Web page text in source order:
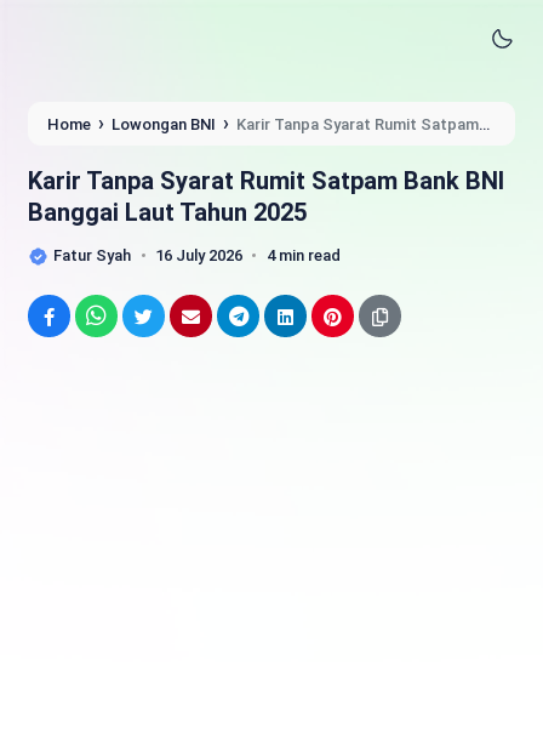
Home › Lowongan BNI › Karir Tanpa Syarat Rumit Satpam
Karir Tanpa Syarat Rumit Satpam Bank BNI
Banggai Laut Tahun 2025
Fatur Syah 16 July 2026 4 min read